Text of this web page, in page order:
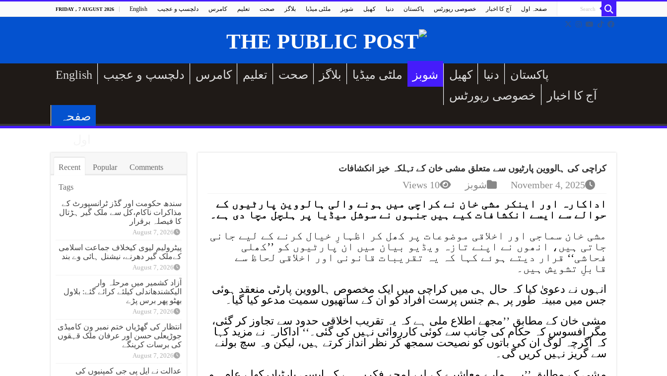
FRIDAY , 7 AUGUST 2026 English دلچسپ و عجیب کامرس تعلیم صحت بلاگز ملٹی میڈیا شوبز کھیل دنیا پاکستان خصوصی رپورٹس آج کا اخبار صفحہ اول
English دلچسپ و عجیب کامرس تعلیم صحت بلاگز ملٹی میڈیا شوبز کھیل دنیا
پاکستان
خصوصی رپورٹس
آج کا اخبار
صفحہ
کراچی کی ہالووین پارٹیوں سے متعلق مشی خان کے تہلکہ خیز انکشافات
November 4, 2025 شوبز 10 Views
اداکارہ اور اینکر مشی خان نے کراچی میں ہونے والی ہالووین پارٹیوں کے
حوالے سے ایسے انکشافات کیے ہیں جنہوں نے سوشل میڈیا پر ہلچل مچا دی ہے۔
مشی خان سماجی اور اخلاقی موضوعات پر کھل کر اظہارِ خیال کرنے کے لیے جانی
جاتی ہیں، انھوں نے اپنے تازہ ویڈیو بیان میں ان پارٹیوں کو ’’کھلی
فحاشی‘‘ قرار دیتے ہوئے کہا کہ یہ تقریبات قانونی اور اخلاقی لحاظ سے
قابلِ تشویش ہیں۔
انہوں نے دعویٰ کیا کہ حال ہی میں کراچی میں ایک مخصوص ہالووین پارٹی منعقد ہوئی
جس میں مبینہ طور پر ہم جنس پرست افراد کو ان کے ساتھیوں سمیت مدعو کیا گیا۔
مشی خان کے مطابق ’’مجھے اطلاع ملی ہے کہ یہ تقریب اخلاقی حدود سے تجاوز کر گئی،
مگر افسوس کہ حکام کی جانب سے کوئی کارروائی نہیں کی گئی۔‘‘ اداکارہ نے مزید کہا
کہ اگرچہ لوگ ان کی باتوں کو نصیحت سمجھ کر نظر انداز کرتے ہیں، لیکن وہ سچ بولنے
سے گریز نہیں کریں گی۔
Recent Popular Comments
Tags
سندھ حکومت اور گڈز ٹرانسپورٹ کے
مذاکرات ناکام،کل سے ملک گیر ہڑتال
کا فیصلہ برقرار
August 7, 2026
پیٹرولیم لیوی کیخلاف جماعت اسلامی
کےملک گیر دھرنے، نیشنل ہائی وے بند
August 7, 2026
آزاد کشمیر میں مرحلہ وار
الیکشندھاندلی کیلئے کرائے گئے: بلاول
بھٹو پھر برس پڑے
August 7, 2026
انتظار کی گھڑیاں ختم نمبر ون کامیڈی
جوڑیعلی حسن اور عرفان ملک قہقوں
کی برسات کرینگے
August 7, 2026
عدالت نے ایل پی جی کمپنیوں کی